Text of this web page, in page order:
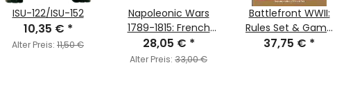
ISU-122/ISU-152
10,35 € *
Alter Preis: 11,50 €
Napoleonic Wars
1789-1815: French
Light Infantry (1812-
1815)
28,05 € *
Alter Preis: 33,00 €
Battlefront WWII:
Rules Set & Game
Component Cards
37,75 € *